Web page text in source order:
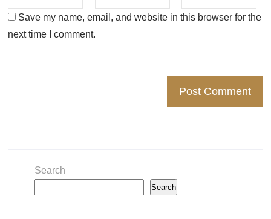
Save my name, email, and website in this browser for the
next time I comment.
Search
Search